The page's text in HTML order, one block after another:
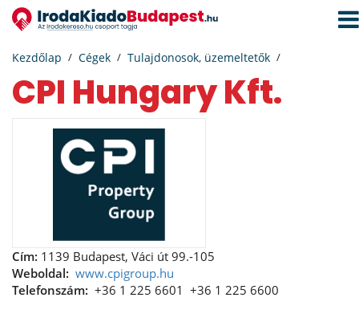
Kezdőlap Cégek Tulajdonosok, üzemeltetők
CPI Hungary Kft.
Cím: 1139 Budapest, Váci út 99.-105
Weboldal: www.cpigroup.hu
Telefonszám: +36 1 225 6601 +36 1 225 6600